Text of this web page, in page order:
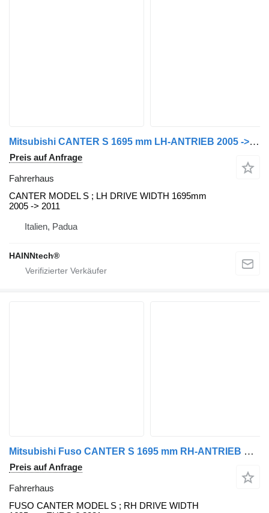
Mitsubishi CANTER S 1695 mm LH-ANTRIEB 2005 -> 2011 Fahrerhaus für Mitsubishi Nutzfahrzeug
Preis auf Anfrage
Fahrerhaus
CANTER MODEL S ; LH DRIVE WIDTH 1695mm
2005 -> 2011
Italien, Padua
HAINNtech®
Mitsubishi Fuso CANTER S 1695 mm RH-ANTRIEB EURO 6 2021 -> FUSO Fahrerhaus für Mitsubishi Fuso Nutzfahrzeug
Preis auf Anfrage
Fahrerhaus
FUSO CANTER MODEL S ; RH DRIVE WIDTH